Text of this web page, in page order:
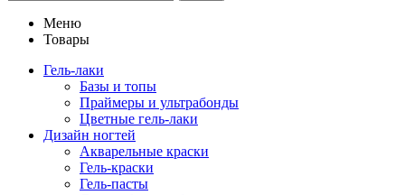
Меню
Товары
Гель-лаки
Базы и топы
Праймеры и ультрабонды
Цветные гель-лаки
Дизайн ногтей
Акварельные краски
Гель-краски
Гель-пасты